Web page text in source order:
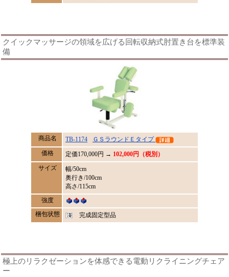
クイックマッサージの領域を広げる回転収納式肘置き台を標準装
備
商品名 TB-1174
ＧＳラウンドＥタイプ
価格
定価170,000円 → 102,000円（税別）
サイズ
幅/50cm
奥行き/100cm
高さ/115cm
強度
梱包状態
完成固定型品
極上のリラクゼーションを体感できる電動リクライニングチェア
ー